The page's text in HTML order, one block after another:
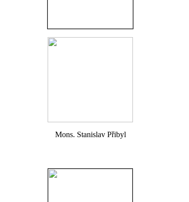
Mons. Stanislav Přibyl